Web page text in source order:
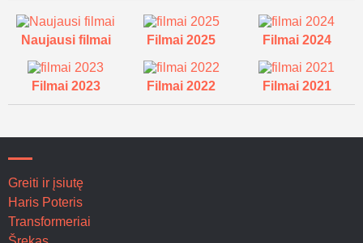
Naujausi filmai Filmai 2025 Filmai 2024
Filmai 2023 Filmai 2022 Filmai 2021
Greiti ir įsiutę
Haris Poteris
Transformeriai